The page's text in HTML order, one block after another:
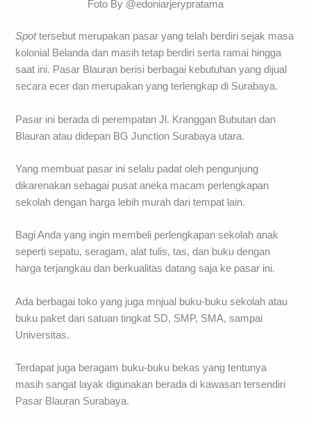
Foto By @edoniarjerypratama
Spottersebut merupakan pasar yang telah berdiri sejak masa
kolonial Belanda dan masih tetap berdiri serta ramai hingga
saat ini. Pasar Blauran berisi berbagai kebutuhan yang dijual
secara ecer dan merupakan yang terlengkap di Surabaya.
Pasar ini berada di perempatan Jl. Kranggan Bubutan dan
Blauran atau didepan BG Junction Surabaya utara.
Yang membuat pasar ini selalu padat oleh pengunjung
dikarenakan sebagai pusat aneka macam perlengkapan
sekolah dengan harga lebih murah dari tempat lain.
Bagi Anda yang ingin membeli perlengkapan sekolah anak
seperti sepatu, seragam, alat tulis, tas, dan buku dengan
harga terjangkau dan berkualitas datang saja ke pasar ini.
Ada berbagai toko yang juga mnjual buku-buku sekolah atau
buku paket dari satuan tingkat SD, SMP, SMA, sampai
Universitas.
Terdapat juga beragam buku-buku bekas yang tentunya
masih sangat layak digunakan berada di kawasan tersendiri
Pasar Blauran Surabaya.